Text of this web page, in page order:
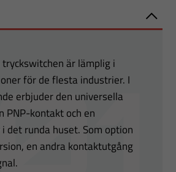
är lämplig i
för de flesta industrier. I
erbjuder den universella
PNP-kontakt och en
det runda huset. Som option
en andra kontaktutgång